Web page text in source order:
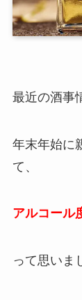
最近の酒事
年末年始に
て、
アルコール
って思いま